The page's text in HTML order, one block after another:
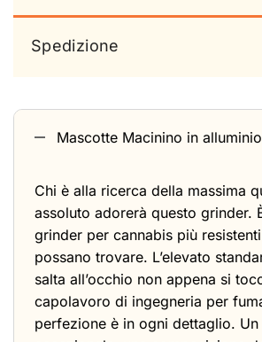
Spedizione
Mascotte Macinino in
Chi è alla ricerca della massima
assoluto adorerà questo grinder.
grinder per cannabis più
possano trovare. L’elevato
salta all’occhio non appena si
capolavoro di ingegneria per
perfezione è in ogni dettaglio. Un